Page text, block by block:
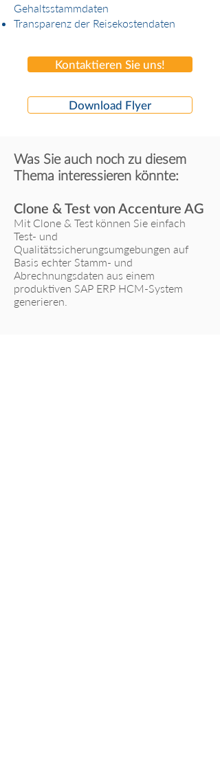
Gehaltsstammdaten
Transparenz der Reisekostendaten
Kontaktieren Sie uns!
Download Flyer
Was Sie auch noch zu diesem
Thema interessieren könnte:
Clone & Test von Accenture AG
Mit Clone & Test können Sie einfach
Test- und
Qualitätssicherungsumgebungen auf
Basis echter Stamm- und
Abrechnungsdaten aus einem
produktiven SAP ERP HCM-System
generieren.